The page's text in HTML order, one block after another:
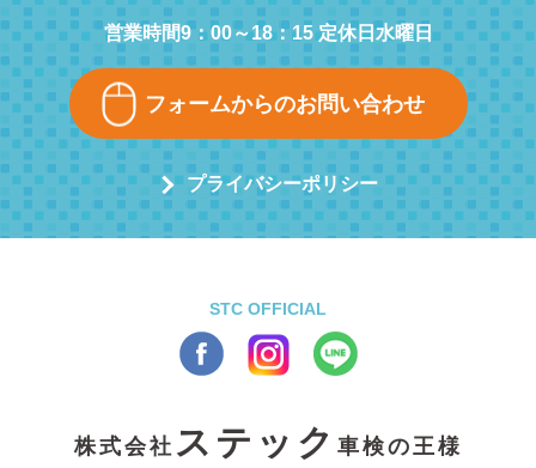
営業時間9：00～18：15 定休日水曜日
フォームからのお問い合わせ
プライバシーポリシー
STC OFFICIAL
株式会社ステック 車検の王様